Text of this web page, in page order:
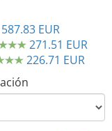
587.83 EUR
271.51 EUR
226.71 EUR